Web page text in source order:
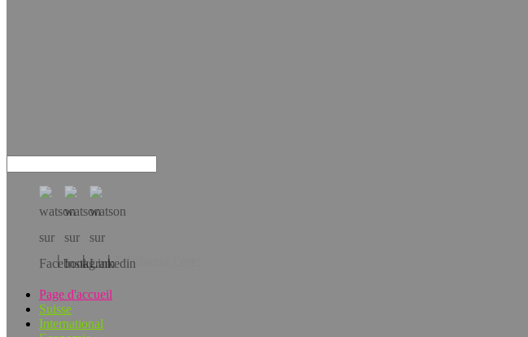
Téléchargez l’app!
Page d'accueil
Suisse
International